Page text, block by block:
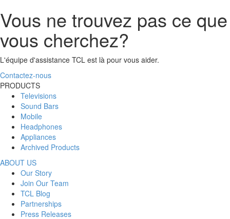
Vous ne trouvez pas ce que
vous cherchez?
L'équipe d'assistance TCL est là pour vous aider.
Contactez-nous
PRODUCTS
Televisions
Sound Bars
Mobile
Headphones
Appliances
Archived Products
ABOUT US
Our Story
Join Our Team
TCL Blog
Partnerships
Press Releases